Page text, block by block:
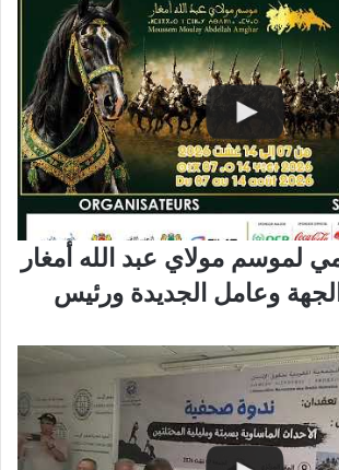
لموسم مولاي عبد الله أمغار
وعامل الجديدة ورئيس